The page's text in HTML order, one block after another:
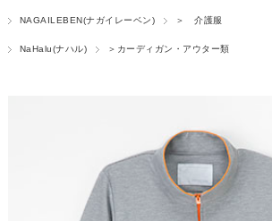
NAGAILEBEN(ナガイレーベン) ＞ 介護服
NaHalu(ナハル) ＞カーディガン・アウター類